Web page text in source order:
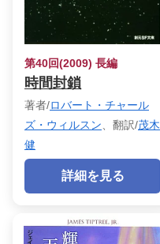
第40回(2009) 長編
時間封鎖
著者/ロバート・チャール
ズ・ウィルスン 、翻訳/茂木
健
詳細を見る